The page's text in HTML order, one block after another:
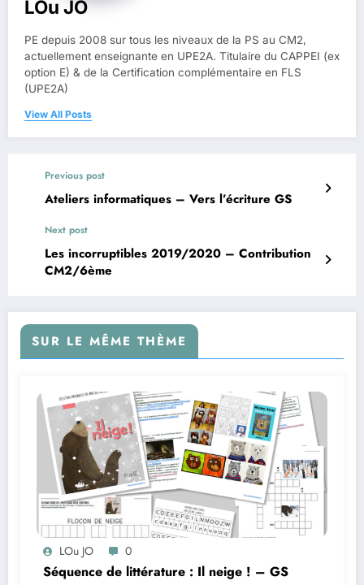
LOu JO
PE depuis 2008 sur tous les niveaux de la PS au CM2,
actuellement enseignante en UPE2A. Titulaire du CAPPEI (ex
option E) & de la Certification complémentaire en FLS
(UPE2A)
View All Posts
Previous post
Ateliers informatiques – Vers l’écriture GS
Next post
Les incorruptibles 2019/2020 – Contribution
CM2/6ème
SUR LE MÊME THÈME
LOu JO 0
Séquence de littérature : Il neige ! – GS